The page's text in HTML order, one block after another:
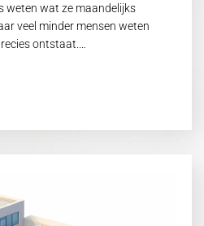
weten wat ze maandelijks
veel minder mensen weten
ontstaat.…